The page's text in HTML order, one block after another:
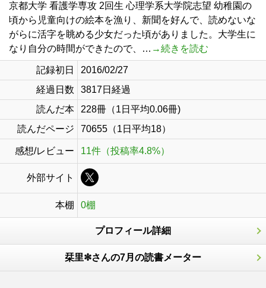
京都大学 看護学専攻 2回生 心理学系大学院志望 幼稚園の
頃から児童向けの絵本を漁り、新聞を好んで、読めないな
がらに活字を眺める少女だった頃がありました。大学生に
なり自分の時間ができたので、… →続きを読む
記録初日
2016/02/27
経過日数
3817日経過
読んだ本
228冊（1日平均0.06冊)
読んだページ
70655（1日平均18）
感想/レビュー 11件（投稿率4.8%）
外部サイト
本棚 0棚
プロフィール詳細
栞里✼さんの7月の読書メーター